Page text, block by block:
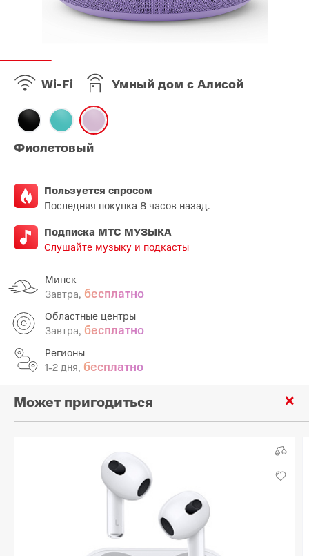
Wi-Fi Умный дом с Алисой
Фиолетовый
Пользуется спросом
Последняя покупка 8 часов назад.
Подписка МТС МУЗЫКА
Слушайте музыку и подкасты
Минск
Завтра, бесплатно
Областные центры
Завтра, бесплатно
Регионы
1-2 дня, бесплатно
Может пригодиться